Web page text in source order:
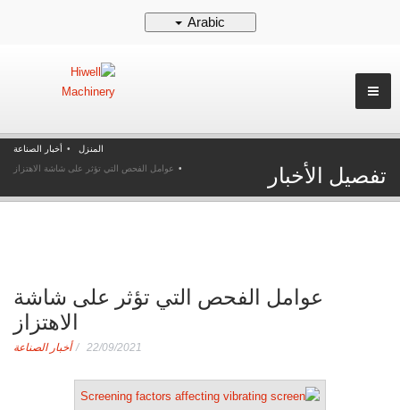
Arabic
تفصيل الأخبار
المنزل
أخبار الصناعة
عوامل الفحص التي تؤثر على شاشة الاهتزاز
عوامل الفحص التي تؤثر على شاشة
الاهتزاز
22/09/2021 أخبار الصناعة